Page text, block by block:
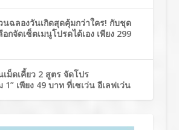
ฉลองวันเกิดสุดคุ้มกว่าใคร! กับชุด
อกจัดเซ็ตเมนูโปรดได้เอง เพียง 299
ม็ดเคี้ยว 2 สูตร จัดโปร
1” เพียง 49 บาท ที่เซเว่น อีเลฟเว่น